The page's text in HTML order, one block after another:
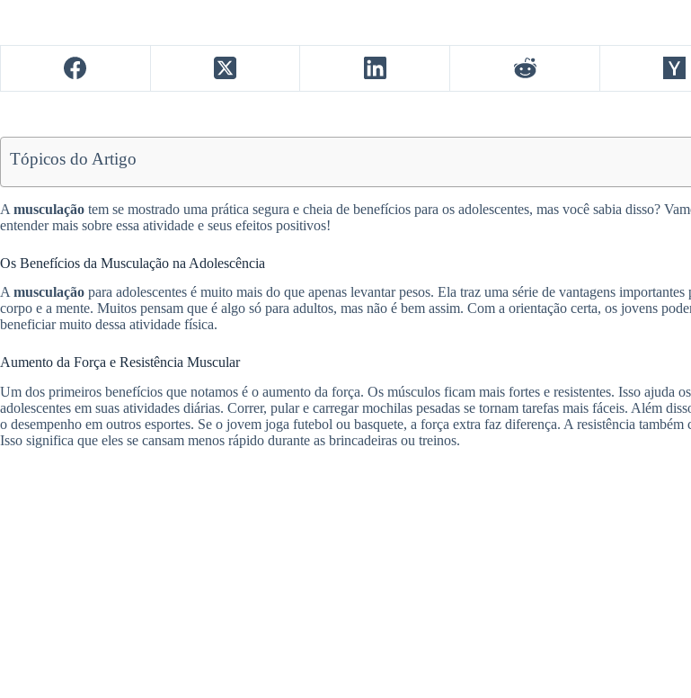
Tópicos do Artigo
A musculação tem se mostrado uma prática segura e cheia de benefícios para os adolescentes, mas você sabia disso?
entender mais sobre essa atividade e seus efeitos positivos!
Os Benefícios da Musculação na Adolescência
Amusculação para adolescentes é muito mais do que apenas levantar pesos. Ela traz uma série de vantagens importantes
corpo e a mente. Muitos pensam que é algo só para adultos, mas não é bem assim. Com a orientação certa, os jovens
beneficiar muito dessa atividade física.
Aumento da Força e Resistência Muscular
Um dos primeiros benefícios que notamos é o aumento da força. Os músculos ficam mais fortes e resistentes. Isso ajuda os
adolescentes em suas atividades diárias. Correr, pular e carregar mochilas pesadas se tornam tarefas mais fáceis. Além
o desempenho em outros esportes. Se o jovem joga futebol ou basquete, a força extra faz diferença. A resistência também
Isso significa que eles se cansam menos rápido durante as brincadeiras ou treinos.